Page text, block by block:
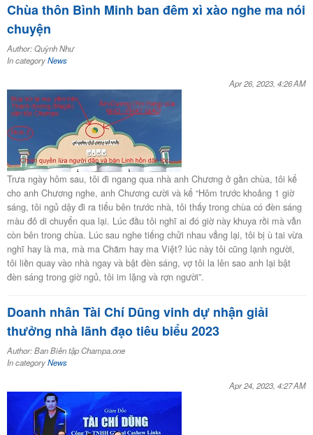
Chùa thôn Bình Minh ban đêm xì xào nghe ma nói
chuyện
Author: Quỳnh Như
In categoryNews
Apr 26, 2023, 4:26 AM
Trưa ngày hôm sau, tôi đi ngang qua nhà anh Chương ở gần chùa, tôi kể
cho anh Chương nghe, anh Chương cười và kể “Hôm trước khoảng 1 giờ
sáng, tôi ngủ dậy đi ra tiểu bên trước nhà, tôi thấy trong chùa có đèn sáng
màu đỏ di chuyển qua lại. Lúc đầu tôi nghĩ ai đó giờ này khuya rồi mà vẫn
còn bên trong chùa. Lúc sau nghe tiếng chửi nhau vẳng lại, tôi bị ù tai vừa
nghĩ hay là ma, mà ma Chăm hay ma Việt? lúc này tôi cũng lạnh người,
tôi liền quay vào nhà ngay và bật đèn sáng, vợ tôi la lên sao anh lại bật
đèn sáng trong giờ ngủ, tôi im lặng và rợn người”.
Doanh nhân Tài Chí Dũng vinh dự nhận giải
thưởng nhà lãnh đạo tiêu biểu 2023
Author: Ban Biên tập Champa.one
In categoryNews
Apr 24, 2023, 4:27 AM